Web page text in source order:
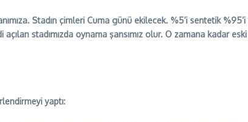
Stadın çimleri Cuma günü ekilecek. %5’i sentetik
stadımızda oynama şansımız olur. O zamana kadar
yaptı: